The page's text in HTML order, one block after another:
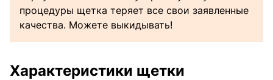
процедуры щетка теряет все свои заявленные
качества. Можете выкидывать!
Характеристики щетки